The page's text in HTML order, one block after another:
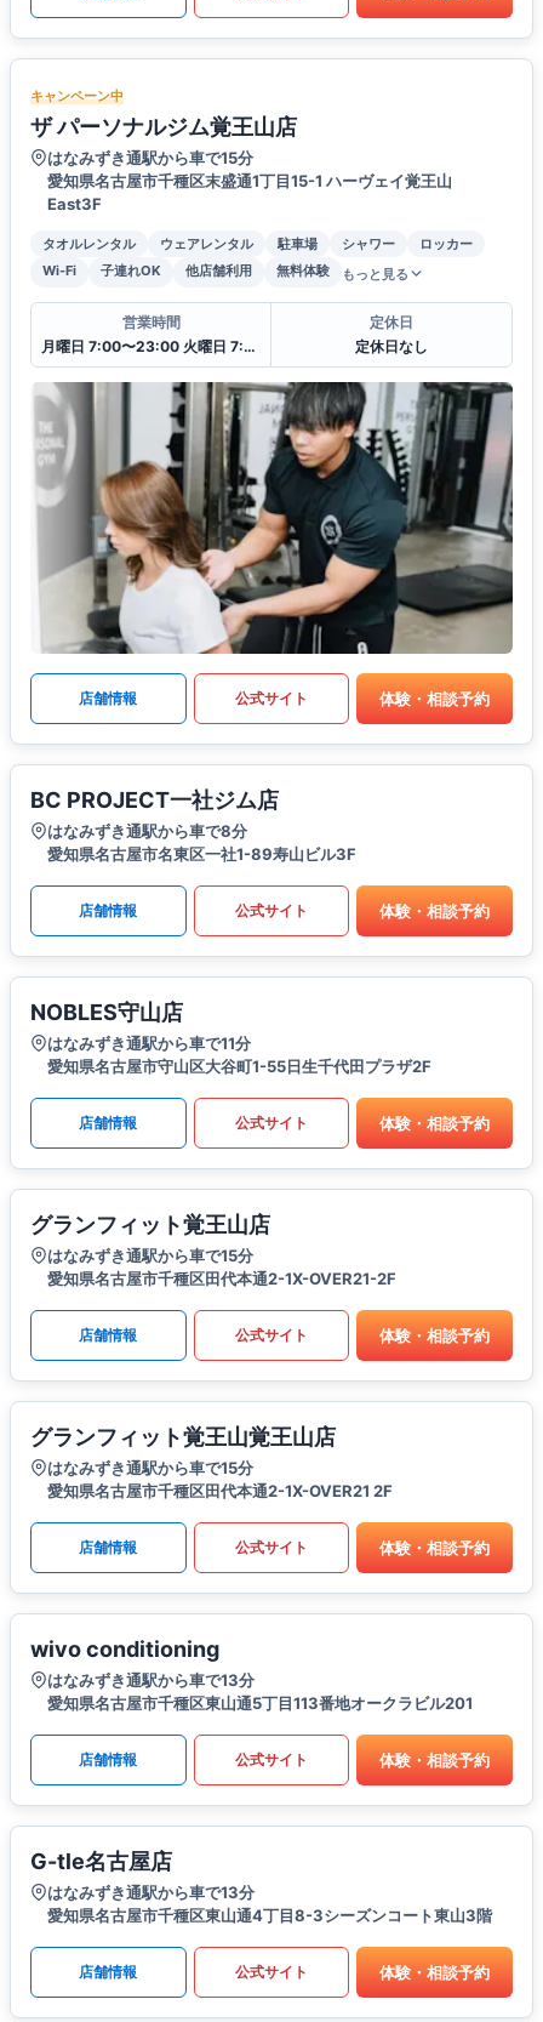
キャンペーン中
ザ パーソナルジム覚王山店
はなみずき通駅から車で15分
愛知県名古屋市千種区末盛通1丁目15-1 ハーヴェイ覚王山
East3F
タオルレンタル ウェアレンタル 駐車場 シャワー
ロッカー
Wi-Fi
子連れOK 他店舗利用 無料体験 もっと見る
営業時間
月曜日 7:00〜23:00 火曜日 7:00〜23:00 水曜日 7:00〜23:00 木曜日 7:00〜23:00 金曜日 7:00〜23:00 土曜日 7:00〜23:00 日曜日 7:00〜23:00
定休日
定休日なし
店舗情報 公式サイト 体験・相談予約
BC PROJECT一社ジム店
はなみずき通駅から車で8分
愛知県名古屋市名東区一社1-89寿山ビル3F
店舗情報 公式サイト 体験・相談予約
NOBLES守山店
はなみずき通駅から車で11分
愛知県名古屋市守山区大谷町1-55日生千代田プラザ2F
店舗情報 公式サイト 体験・相談予約
グランフィット覚王山店
はなみずき通駅から車で15分
愛知県名古屋市千種区田代本通2-1X-OVER21-2F
店舗情報 公式サイト 体験・相談予約
グランフィット覚王山覚王山店
はなみずき通駅から車で15分
愛知県名古屋市千種区田代本通2-1X-OVER21 2F
店舗情報 公式サイト 体験・相談予約
wivo conditioning
はなみずき通駅から車で13分
愛知県名古屋市千種区東山通5丁目113番地オークラビル201
店舗情報 公式サイト 体験・相談予約
G-tle名古屋店
はなみずき通駅から車で13分
愛知県名古屋市千種区東山通4丁目8-3シーズンコート東山3階
店舗情報 公式サイト 体験・相談予約